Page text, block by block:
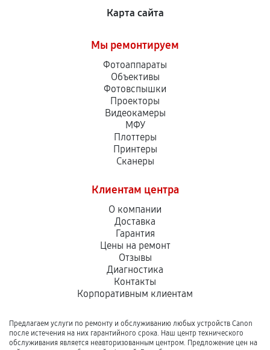
Карта сайта
Мы ремонтируем
Фотоаппараты
Объективы
Фотовспышки
Проекторы
Видеокамеры
МФУ
Плоттеры
Принтеры
Сканеры
Клиентам центра
О компании
Доставка
Гарантия
Цены на ремонт
Отзывы
Диагностика
Контакты
Корпоративным клиентам
Предлагаем услуги по ремонту и обслуживанию любых устройств Canon
после истечения на них гарантийного срока. Наш центр технического
обслуживания является неавторизованным центром. Предложение цен на